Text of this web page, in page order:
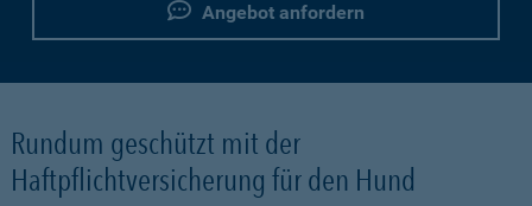
Angebot anfordern
Rundum geschützt mit der
Haftpflichtversicherung für den Hund